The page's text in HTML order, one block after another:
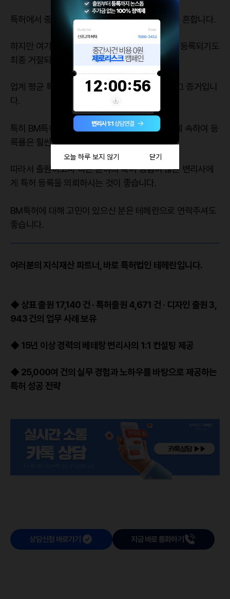
특허에서 중간 거절 통지를 받는 경우는 생각보다 흔합니다.
하지만 여기서 어떻게 대처하느냐에 따라 특허가 등록되기도
최종 거절되기도 합니다.
업계 평균 특허 등록률이 76%밖에 안되는 것이 그 증거입니
다.
특히 BM특허의 경우 특허중에서도 까다로운 편에 속하여 등
록률은 훨씬 더 떨어집니다.
따라서 출원하고자 하는 분야의 특허 경험이 많은 변리사에
게 특허 등록을 의뢰하시는 것이 좋습니다.
BM특허에 대해 고민이 있으신 분은 테헤란으로 연락주셔도
좋습니다.
여러분의 지식재산 파트너, 바로 특허법인 테헤란입니다.
◆ 상표 출원 17,140 건 · 특허출원 4,671 건 · 디자인 출원 3,
943 건의 업무 사례 보유
◆ 15년 이상 경력의 베테랑 변리사의 1:1 컨설팅 제공
◆ 25,000여 건의 실무 경험과 노하우를 바탕으로 제공하는
특허 성공 전략
상담신청 바로가기 지금 바로 통화하기